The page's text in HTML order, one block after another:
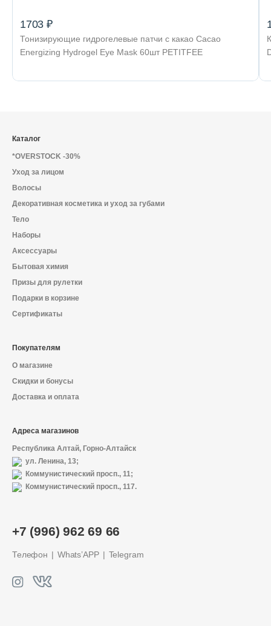
1703 ₽
Тонизирующие гидрогелевые патчи с какао Cacao
Energizing Hydrogel Eye Mask 60шт PETITFEE
+7 (996) 962 69 66
Телефон Whats’APP Telegram
Каталог
*OVERSTOCK -30%
Уход за лицом
Волосы
Декоративная косметика и уход за губами
Тело
Наборы
Аксессуары
Бытовая химия
Призы для рулетки
Подарки в корзине
Сертификаты
Покупателям
О магазине
Скидки и бонусы
Доставка и оплата
Адреса магазинов
Республика Алтай, Горно-Алтайск
ул. Ленина, 13;
Коммунистический просп., 11;
Коммунистический просп., 117.